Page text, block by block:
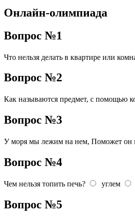
Онлайн-олимпиада
Вопрос №1
Что нельзя делать в квартире или
Вопрос №2
Как называются предмет, с помощью
Вопрос №3
У моря мы лежим на нем, Поможет он
Вопрос №4
Чем нельзя топить печь? углем
Вопрос №5